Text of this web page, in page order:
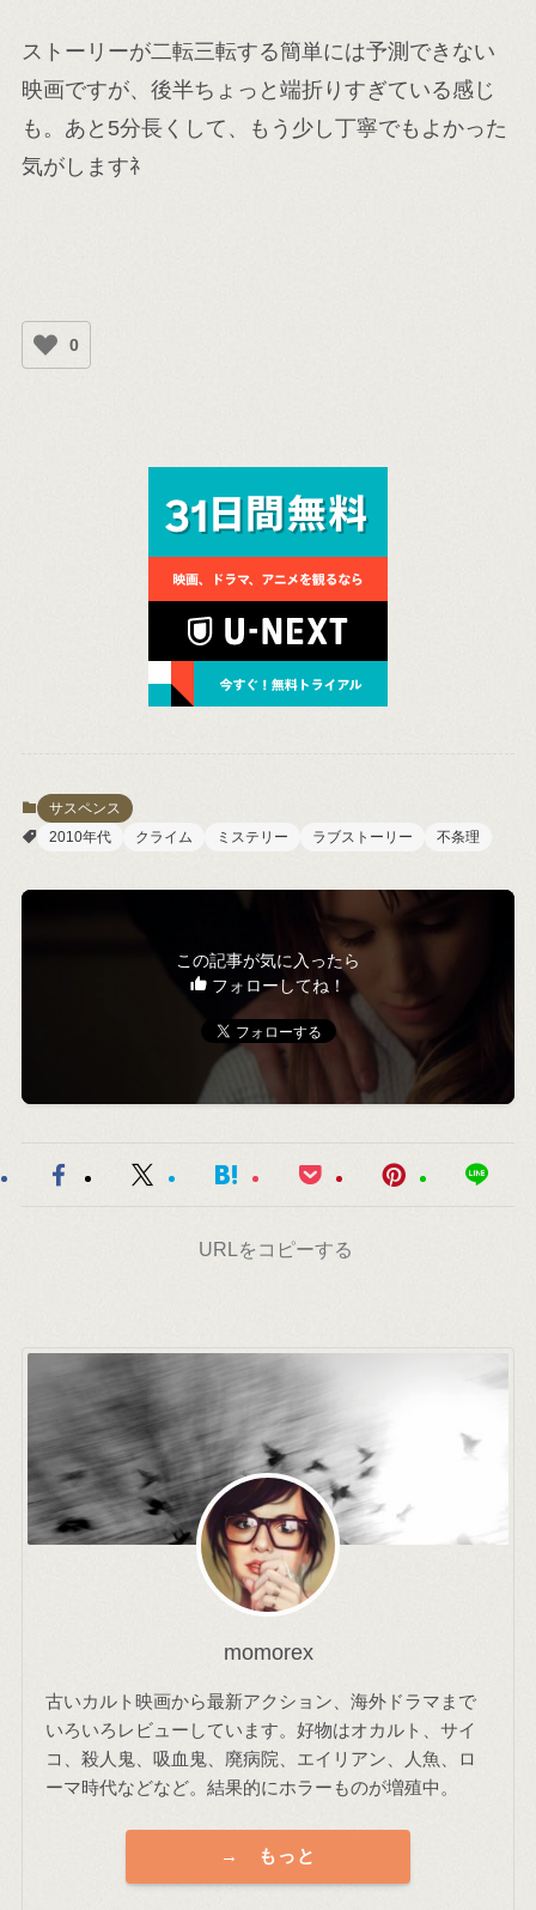
ストーリーが二転三転する簡単には予測できない
映画ですが、後半ちょっと端折りすぎている感じ
も。あと5分長くして、もう少し丁寧でもよかった
気がしますﾈ
0
サスペンス
2010年代
クライム ミステリー ラブストーリー 不条理
この記事が気に入ったら
フォローしてね！
URLをコピーする
momorex
古いカルト映画から最新アクション、海外ドラマまで
いろいろレビューしています。好物はオカルト、サイ
コ、殺人鬼、吸血鬼、廃病院、エイリアン、人魚、ロ
ーマ時代などなど。結果的にホラーものが増殖中。
→ もっと